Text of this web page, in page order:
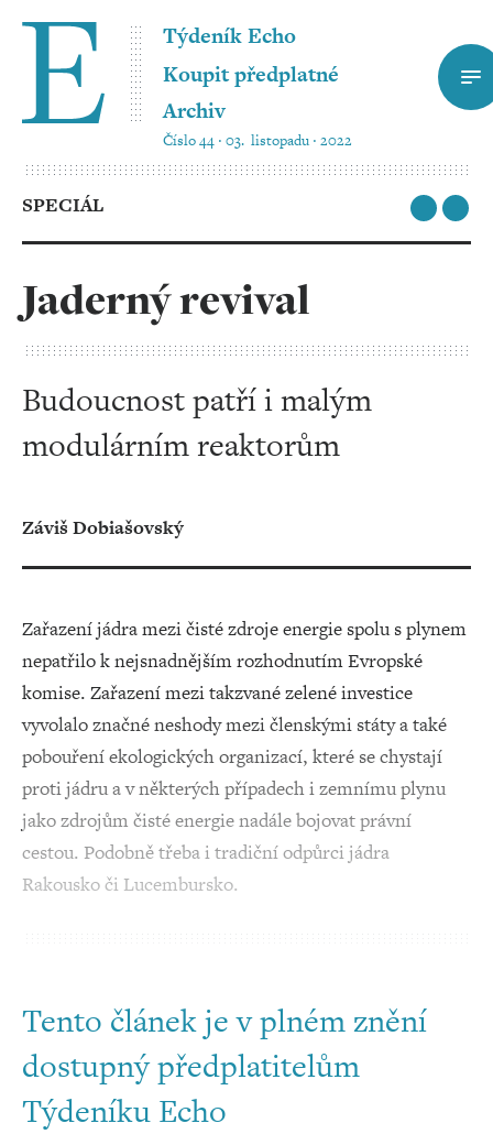
Týdeník Echo
Koupit předplatné
Archiv
Číslo 44 ‧ 03. listopadu ‧ 2022
SPECIÁL
Jaderný revival
Budoucnost patří i malým
modulárním reaktorům
Záviš Dobiašovský
Zařazení jádra mezi čisté zdroje energie spolu s plynem
nepatřilo k nejsnadnějším rozhodnutím Evropské
komise. Zařazení mezi takzvané zelené investice
vyvolalo značné neshody mezi členskými státy a také
pobouření ekologických organizací, které se chystají
proti jádru a v některých případech i zemnímu plynu
jako zdrojům čisté energie nadále bojovat právní
cestou. Podobně třeba i tradiční odpůrci jádra
Rakousko či Lucembursko.
Tento článek je v plném znění
dostupný předplatitelům
Týdeníku Echo